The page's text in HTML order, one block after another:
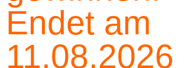
Endet am
11.08.2026